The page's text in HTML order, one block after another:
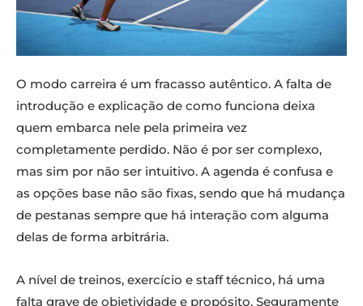
O modo carreira é um fracasso autêntico. A falta de
introdução e explicação de como funciona deixa
quem embarca nele pela primeira vez
completamente perdido. Não é por ser complexo,
mas sim por não ser intuitivo. A agenda é confusa e
as opções base não são fixas, sendo que há mudança
de pestanas sempre que há interação com alguma
delas de forma arbitrária.
A nível de treinos, exercício e staff técnico, há uma
falta grave de objetividade e propósito. Seguramente